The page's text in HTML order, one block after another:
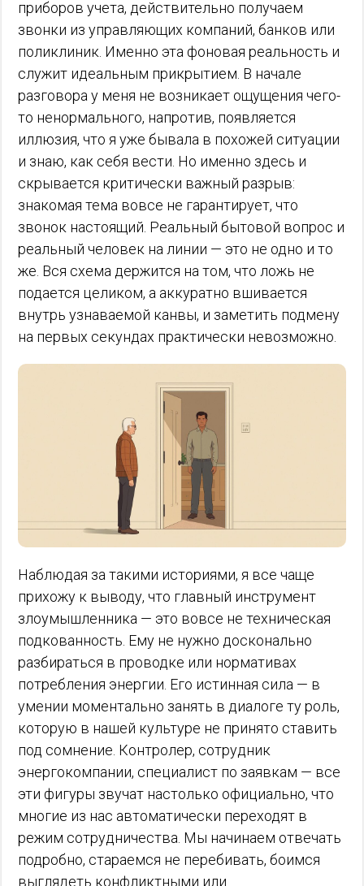
приборов учета, действительно получаем
звонки из управляющих компаний, банков или
поликлиник. Именно эта фоновая реальность и
служит идеальным прикрытием. В начале
разговора у меня не возникает ощущения чего-
то ненормального, напротив, появляется
иллюзия, что я уже бывала в похожей ситуации
и знаю, как себя вести. Но именно здесь и
скрывается критически важный разрыв:
знакомая тема вовсе не гарантирует, что
звонок настоящий. Реальный бытовой вопрос и
реальный человек на линии — это не одно и то
же. Вся схема держится на том, что ложь не
подается целиком, а аккуратно вшивается
внутрь узнаваемой канвы, и заметить подмену
на первых секундах практически невозможно.
Наблюдая за такими историями, я все чаще
прихожу к выводу, что главный инструмент
злоумышленника — это вовсе не техническая
подкованность. Ему не нужно досконально
разбираться в проводке или нормативах
потребления энергии. Его истинная сила — в
умении моментально занять в диалоге ту роль,
которую в нашей культуре не принято ставить
под сомнение. Контролер, сотрудник
энергокомпании, специалист по заявкам — все
эти фигуры звучат настолько официально, что
многие из нас автоматически переходят в
режим сотрудничества. Мы начинаем отвечать
подробно, стараемся не перебивать, боимся
выглядеть конфликтными или